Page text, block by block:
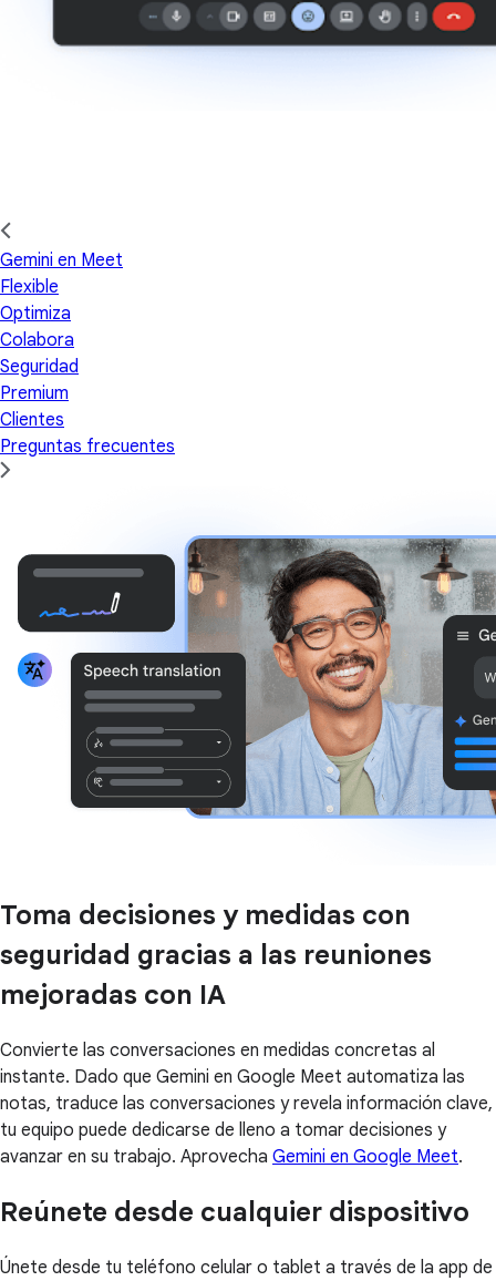
Gemini en Meet
Flexible
Optimiza
Colabora
Seguridad
Premium
Clientes
Preguntas frecuentes
Toma decisiones y medidas con
seguridad gracias a las reuniones
mejoradas con IA
Convierte las conversaciones en medidas concretas al
instante. Dado que Gemini en Google Meet automatiza las
notas, traduce las conversaciones y revela información clave,
tu equipo puede dedicarse de lleno a tomar decisiones y
avanzar en su trabajo. Aprovecha Gemini en Google Meet.
Reúnete desde cualquier dispositivo
Únete desde tu teléfono celular o tablet a través de la app de